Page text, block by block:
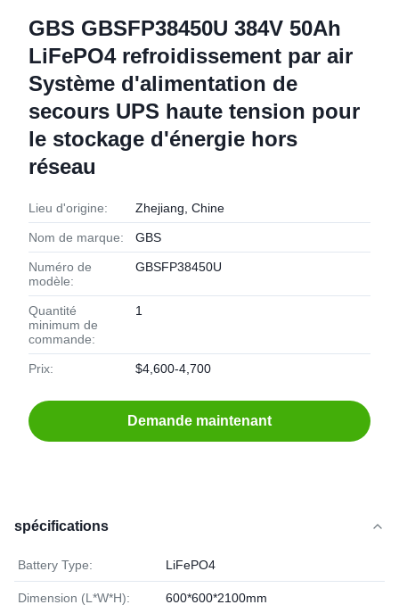
GBS GBSFP38450U 384V 50Ah
LiFePO4 refroidissement par air
Système d'alimentation de
secours UPS haute tension pour
le stockage d'énergie hors
réseau
Lieu d'origine: Zhejiang, Chine
Nom de marque: GBS
Numéro de
modèle:
GBSFP38450U
Quantité
minimum de
commande:
1
Prix: $4,600-4,700
Demande maintenant
spécifications
Battery Type: LiFePO4
Dimension (L*W*H): 600*600*2100mm